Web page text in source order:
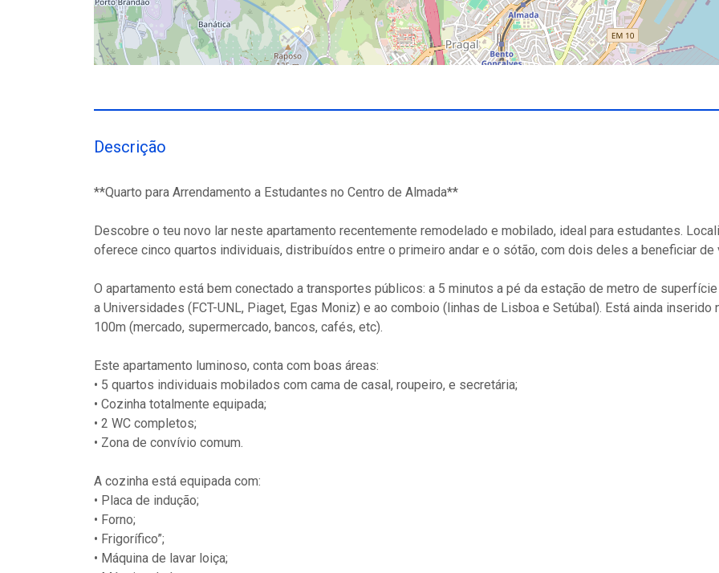
Descrição
**Quarto para Arrendamento a Estudantes no Centro de Almada**
Descobre o teu novo lar neste apartamento recentemente remodelado e mobilado, ideal para estudantes.
oferece cinco quartos individuais, distribuídos entre o primeiro andar e o sótão, com dois deles a beneficiar de
O apartamento está bem conectado a transportes públicos: a 5 minutos a pé da estação de metro de
a Universidades (FCT-UNL, Piaget, Egas Moniz) e ao comboio (linhas de Lisboa e Setúbal). Está ainda
100m (mercado, supermercado, bancos, cafés, etc).
Este apartamento luminoso, conta com boas áreas:
• 5 quartos individuais mobilados com cama de casal, roupeiro, e secretária;
• Cozinha totalmente equipada;
• 2 WC completos;
• Zona de convívio comum.
A cozinha está equipada com:
• Placa de indução;
• Forno;
• Frigorífico”;
• Máquina de lavar loiça;